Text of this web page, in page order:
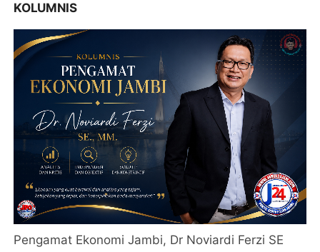
KOLUMNIS
Pengamat Ekonomi Jambi, Dr Noviardi Ferzi SE